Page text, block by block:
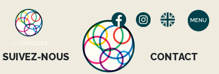
MENU
SUIVEZ-NOUS CONTACT